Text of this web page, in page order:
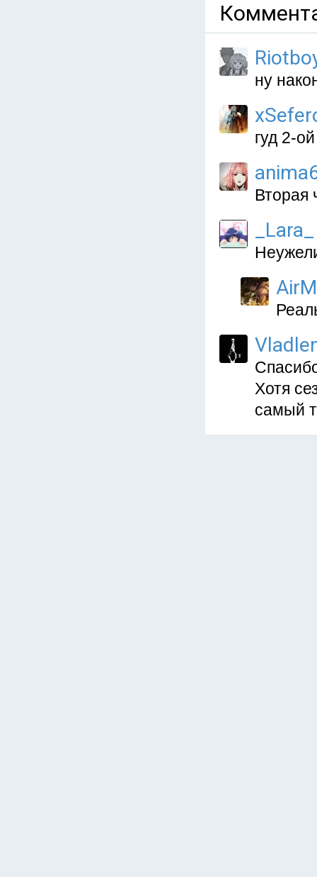
ну
гуд 2-
Вторая
_Lara_
Хотя
самый